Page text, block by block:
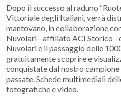
Dopo il successo al raduno
Vittoriale degli Italiani, verrà
mantovano, in collaborazione
Nuvolari - affiliato ACI Storico -
Nuvolari e il passaggio delle
gratuitamente scoprire e
conquistate dal nostro
passate. Schede multimediali
fotografiche e video.